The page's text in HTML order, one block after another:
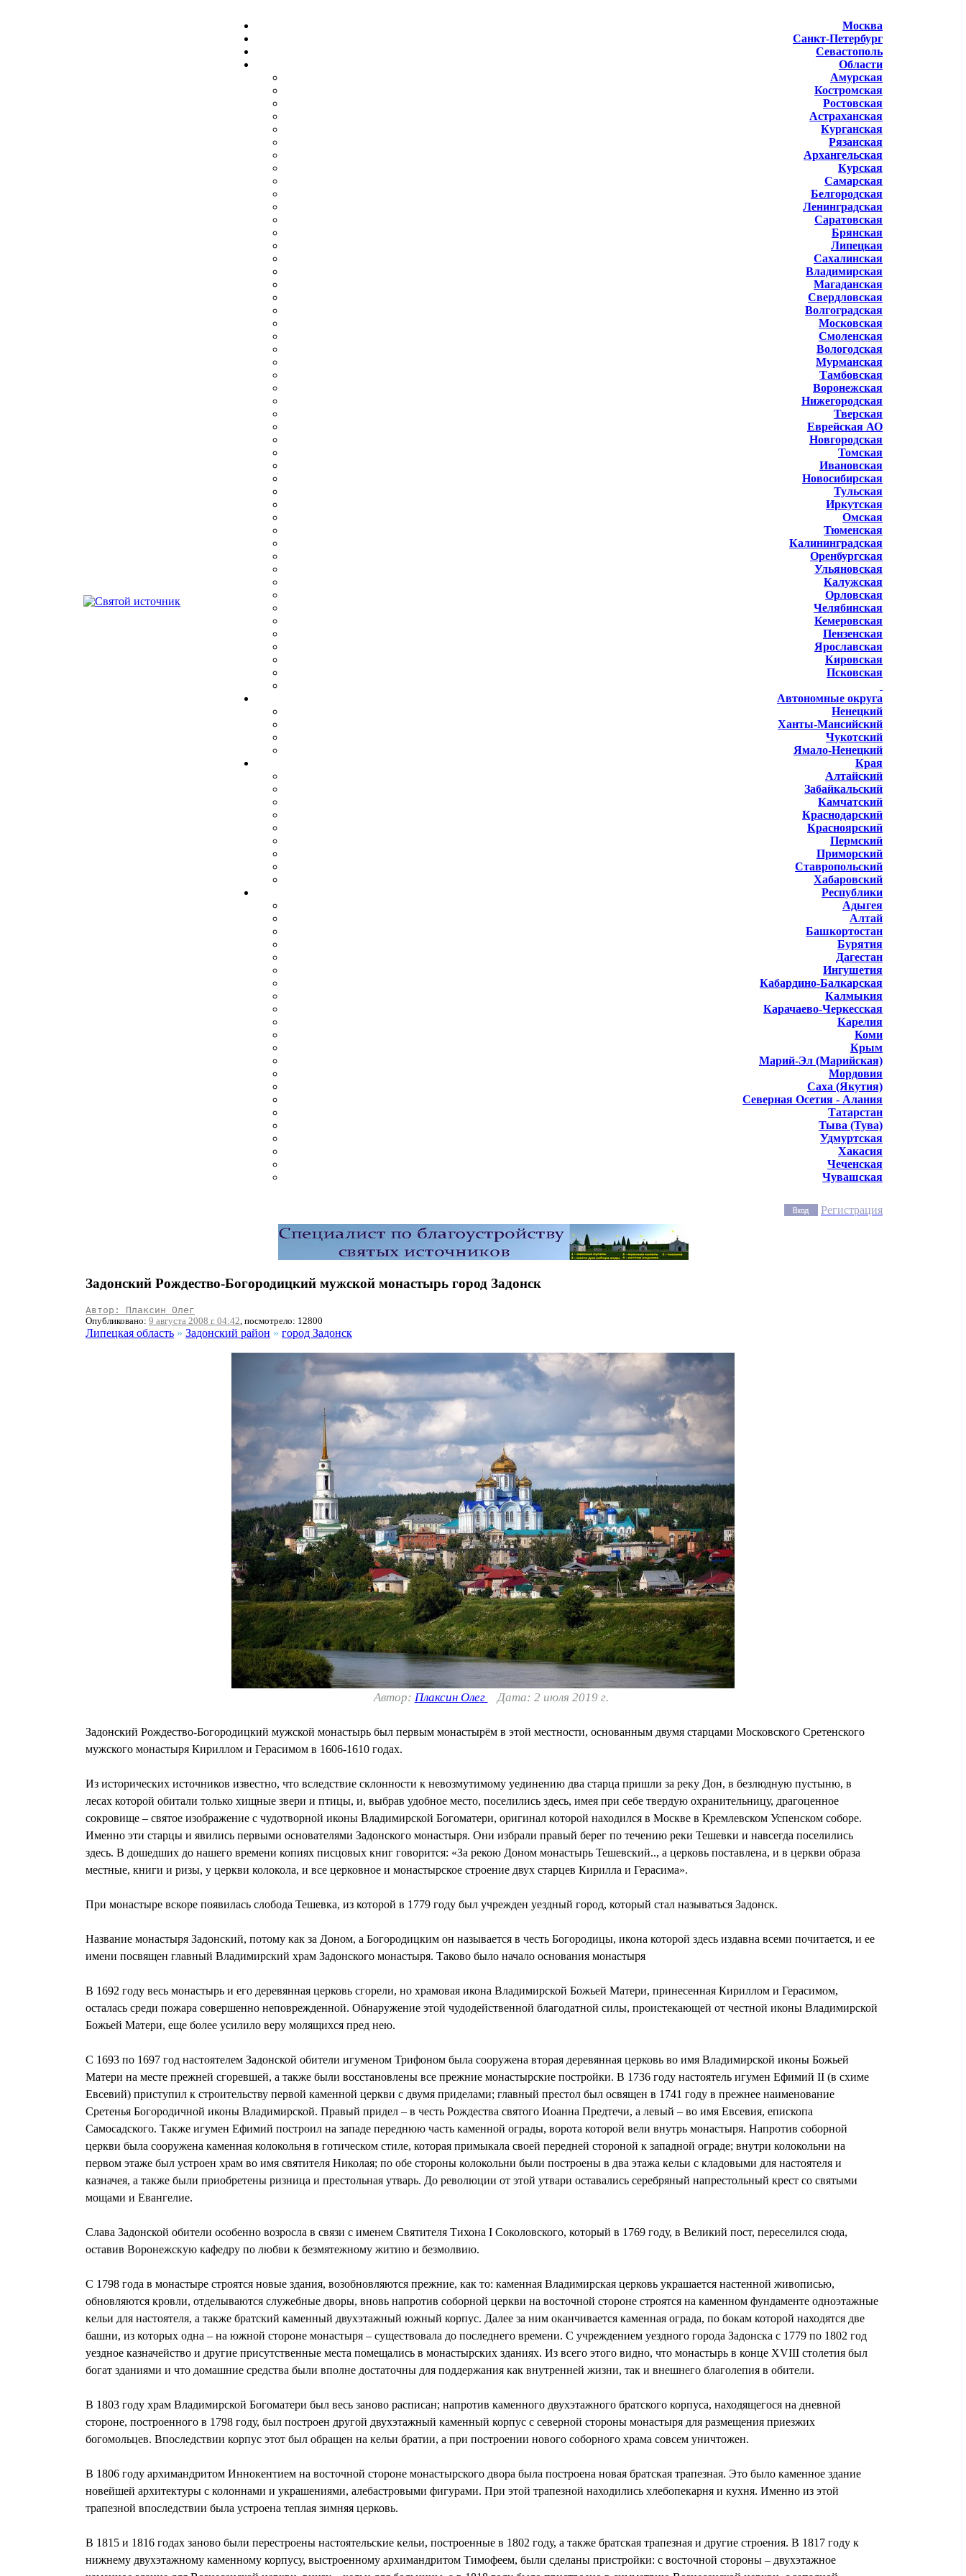
Москва
Санкт-Петербург
Севастополь
Области
Амурская
Костромская
Ростовская
Астраханская
Курганская
Рязанская
Архангельская
Курская
Самарская
Белгородская
Ленинградская
Саратовская
Брянская
Липецкая
Сахалинская
Владимирская
Магаданская
Свердловская
Волгоградская
Московская
Смоленская
Вологодская
Мурманская
Тамбовская
Воронежская
Нижегородская
Тверская
Еврейская АО
Новгородская
Томская
Ивановская
Новосибирская
Тульская
Иркутская
Омская
Тюменская
Калининградская
Оренбургская
Ульяновская
Калужская
Орловская
Челябинская
Кемеровская
Пензенская
Ярославская
Кировская
Псковская
Автономные округа
Ненецкий
Ханты-Мансийский
Чукотский
Ямало-Ненецкий
Края
Алтайский
Забайкальский
Камчатский
Краснодарский
Красноярский
Пермский
Приморский
Ставропольский
Хабаровский
Республики
Адыгея
Алтай
Башкортостан
Бурятия
Дагестан
Ингушетия
Кабардино-Балкарская
Калмыкия
Карачаево-Черкесская
Карелия
Коми
Крым
Марий-Эл (Марийская)
Мордовия
Саха (Якутия)
Северная Осетия - Алания
Татарстан
Тыва (Тува)
Удмуртская
Хакасия
Чеченская
Чувашская
Регистрация
Задонский Рождество-Богородицкий мужской монастырь город Задонск
Автор: Плаксин Олег
Опубликовано: 9 августа 2008 г. 04:42, посмотрело: 12800
Липецкая область » Задонский район » город Задонск
Автор: Плаксин Олег Дата: 2 июля 2019 г.
Задонский Рождество-Богородицкий мужской монастырь был первым монастырём в этой местности, основанным двумя старцами Московского Сретенского
мужского монастыря Кириллом и Герасимом в 1606-1610 годах.
Из исторических источников известно, что вследствие склонности к невозмутимому уединению два старца пришли за реку Дон, в безлюдную пустыню, в
лесах которой обитали только хищные звери и птицы, и, выбрав удобное место, поселились здесь, имея при себе твердую охранительницу, драгоценное
сокровище – святое изображение с чудотворной иконы Владимирской Богоматери, оригинал которой находился в Москве в Кремлевском Успенском соборе.
Именно эти старцы и явились первыми основателями Задонского монастыря. Они избрали правый берег по течению реки Тешевки и навсегда поселились
здесь. В дошедших до нашего времени копиях писцовых книг говорится: «За рекою Доном монастырь Тешевский.., а церковь поставлена, и в церкви образа
местные, книги и ризы, у церкви колокола, и все церковное и монастырское строение двух старцев Кирилла и Герасима».
При монастыре вскоре появилась слобода Тешевка, из которой в 1779 году был учрежден уездный город, который стал называться Задонск.
Название монастыря Задонский, потому как за Доном, а Богородицким он называется в честь Богородицы, икона которой здесь издавна всеми почитается, и ее
имени посвящен главный Владимирский храм Задонского монастыря. Таково было начало основания монастыря
В 1692 году весь монастырь и его деревянная церковь сгорели, но храмовая икона Владимирской Божьей Матери, принесенная Кириллом и Герасимом,
осталась среди пожара совершенно неповрежденной. Обнаружение этой чудодейственной благодатной силы, проистекающей от честной иконы Владимирской
Божьей Матери, еще более усилило веру молящихся пред нею.
С 1693 по 1697 год настоятелем Задонской обители игуменом Трифоном была сооружена вторая деревянная церковь во имя Владимирской иконы Божьей
Матери на месте прежней сгоревшей, а также были восстановлены все прежние монастырские постройки. В 1736 году настоятель игумен Ефимий II (в схиме
Евсевий) приступил к строительству первой каменной церкви с двумя приделами; главный престол был освящен в 1741 году в прежнее наименование
Сретенья Богородичной иконы Владимирской. Правый придел – в честь Рождества святого Иоанна Предтечи, а левый – во имя Евсевия, епископа
Самосадского. Также игумен Ефимий построил на западе переднюю часть каменной ограды, ворота которой вели внутрь монастыря. Напротив соборной
церкви была сооружена каменная колокольня в готическом стиле, которая примыкала своей передней стороной к западной ограде; внутри колокольни на
первом этаже был устроен храм во имя святителя Николая; по обе стороны колокольни были построены в два этажа кельи с кладовыми для настоятеля и
казначея, а также были приобретены ризница и престольная утварь. До революции от этой утвари оставались серебряный напрестольный крест со святыми
мощами и Евангелие.
Слава Задонской обители особенно возросла в связи с именем Святителя Тихона I Соколовского, который в 1769 году, в Великий пост, переселился сюда,
оставив Воронежскую кафедру по любви к безмятежному житию и безмолвию.
С 1798 года в монастыре строятся новые здания, возобновляются прежние, как то: каменная Владимирская церковь украшается настенной живописью,
обновляются кровли, отделываются служебные дворы, вновь напротив соборной церкви на восточной стороне строятся на каменном фундаменте одноэтажные
кельи для настоятеля, а также братский каменный двухэтажный южный корпус. Далее за ним оканчивается каменная ограда, по бокам которой находятся две
башни, из которых одна – на южной стороне монастыря – существовала до последнего времени. С учреждением уездного города Задонска с 1779 по 1802 год
уездное казначейство и другие присутственные места помещались в монастырских зданиях. Из всего этого видно, что монастырь в конце XVIII столетия был
богат зданиями и что домашние средства были вполне достаточны для поддержания как внутренней жизни, так и внешнего благолепия в обители.
В 1803 году храм Владимирской Богоматери был весь заново расписан; напротив каменного двухэтажного братского корпуса, находящегося на дневной
стороне, построенного в 1798 году, был построен другой двухэтажный каменный корпус с северной стороны монастыря для размещения приезжих
богомольцев. Впоследствии корпус этот был обращен на кельи братии, а при построении нового соборного храма совсем уничтожен.
В 1806 году архимандритом Иннокентием на восточной стороне монастырского двора была построена новая братская трапезная. Это было каменное здание
новейшей архитектуры с колоннами и украшениями, алебастровыми фигурами. При этой трапезной находились хлебопекарня и кухня. Именно из этой
трапезной впоследствии была устроена теплая зимняя церковь.
В 1815 и 1816 годах заново были перестроены настоятельские кельи, построенные в 1802 году, а также братская трапезная и другие строения. В 1817 году к
нижнему двухэтажному каменному корпусу, выстроенному архимандритом Тимофеем, были сделаны пристройки: с восточной стороны – двухэтажное